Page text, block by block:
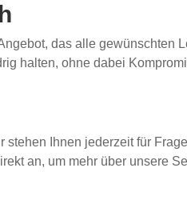
das alle gewünschten
halten, ohne dabei
Ihnen jederzeit für
an, um mehr über unsere